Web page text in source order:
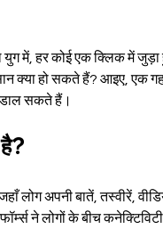
में, हर कोई एक क्लिक में
क्या हो सकते हैं? आइए, एक
डाल सकते हैं।
लोग अपनी बातें, तस्वीरें,
ने लोगों के बीच